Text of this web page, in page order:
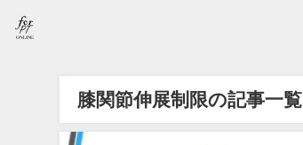
膝関節伸展制限の記事一覧